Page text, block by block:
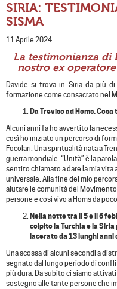
SIRIA:
SISMA
11 Aprile 2024
La testimonianza di
nostro ex
Davide si trova in Siria da più
formazione come consacrato nel
Da Treviso ad Homs.
Alcuni anni fa ho avvertito la
così ho iniziato un percorso di
Focolari. Una spiritualità nata a
guerra mondiale. “Unità” è la
sentito chiamato a dare la mia
universale. Alla fine del mio
aiutare le comunità del
persone e così vivo a Homs da
Nella notte tra il 5 e il 6
colpito la Turchia e la
lacerato da 13 lunghi
Una scossa di alcuni secondi a
segnato dal lungo periodo di
più dura. Da subito ci siamo
sostegno alle tante persone che